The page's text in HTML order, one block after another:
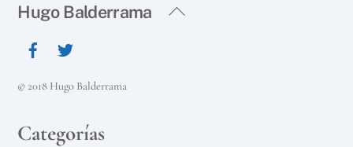
Back
Hugo Balderrama
© 2018 Hugo Balderrama
Categorías